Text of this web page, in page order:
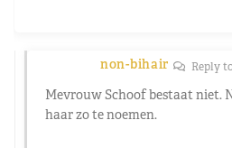
non-bihair Reply
Mevrouw Schoof bestaat niet.
haar zo te noemen.